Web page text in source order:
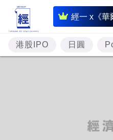
經一 x《華
即
時
財
經
港股IPO 日圓